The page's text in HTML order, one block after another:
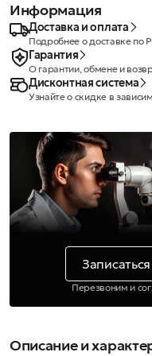
Информация
Доставка и оплата
Подробнее о доставке по
Гарантия
О гарантии, обмене и
Дисконтная система
Узнайте о скидке в
Перезвоним и
Описание и